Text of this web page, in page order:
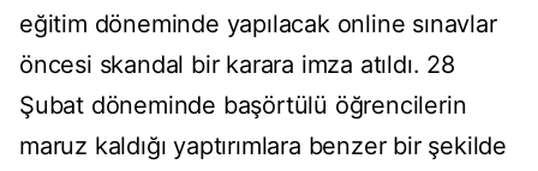
eğitim döneminde yapılacak online sınavlar
öncesi skandal bir karara imza atıldı. 28
Şubat döneminde başörtülü öğrencilerin
maruz kaldığı yaptırımlara benzer bir şekilde